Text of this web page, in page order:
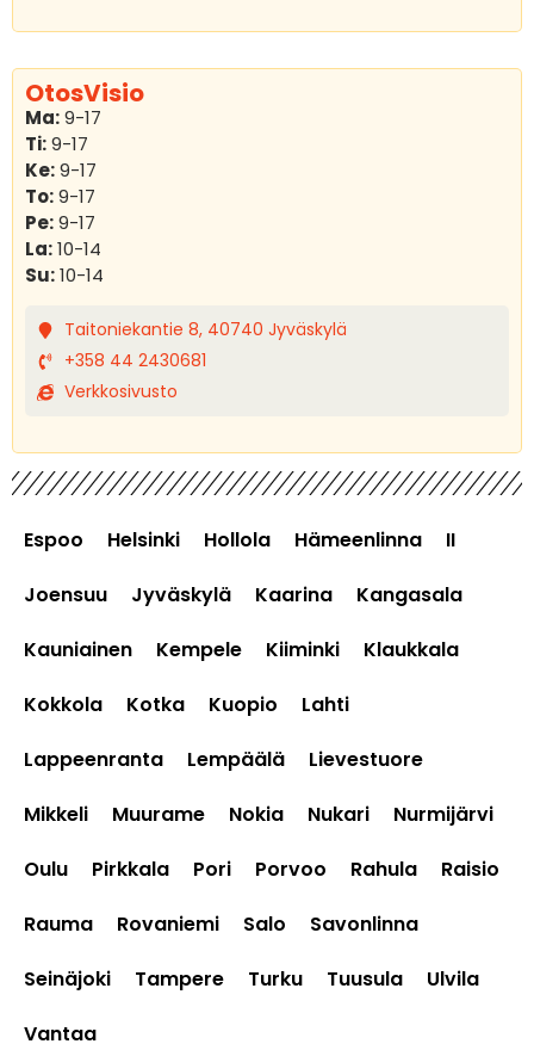
OtosVisio
Ma:9-17
Ti:9-17
Ke:9-17
To:9-17
Pe:9-17
La:10-14
Su:10-14
Taitoniekantie 8, 40740 Jyväskylä
+358 44 2430681
Verkkosivusto
Espoo Helsinki Hollola Hämeenlinna
II
Joensuu
Jyväskylä Kaarina
Kangasala
Kauniainen
Kempele Kiiminki
Klaukkala
Kokkola
Kotka Kuopio
Lahti
Lappeenranta
Lempäälä
Lievestuore
Mikkeli
Muurame Nokia Nukari
Nurmijärvi
Oulu
Pirkkala Pori Porvoo Rahula
Raisio
Rauma
Rovaniemi Salo
Savonlinna
Seinäjoki
Tampere Turku Tuusula
Ulvila
Vantaa